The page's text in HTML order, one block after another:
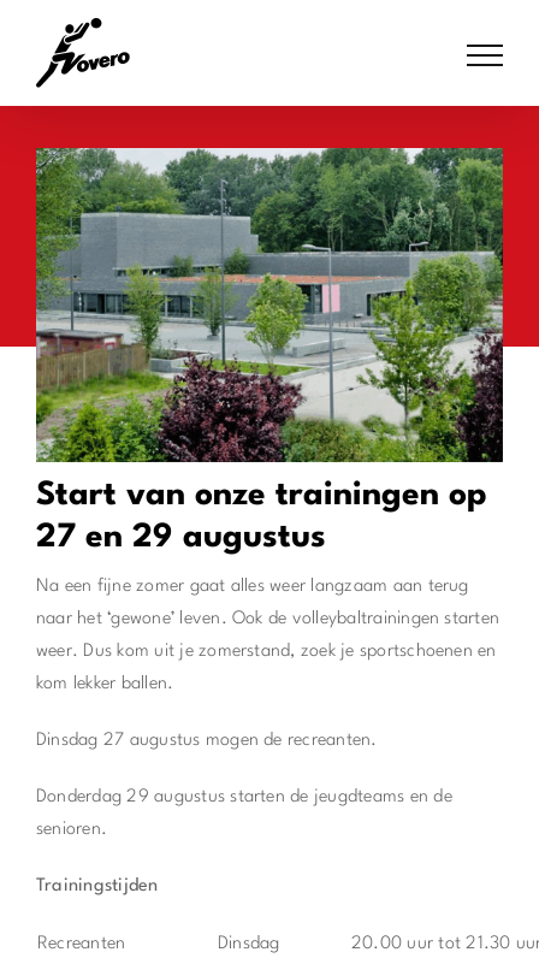
content
Start van onze trainingen op
27 en 29 augustus
Na een fijne zomer gaat alles weer langzaam aan terug
naar het ‘gewone’ leven. Ook de volleybaltrainingen starten
weer. Dus kom uit je zomerstand, zoek je sportschoenen en
kom lekker ballen.
Dinsdag 27 augustus mogen de recreanten.
Donderdag 29 augustus starten de jeugdteams en de
senioren.
Trainingstijden
Recreanten Dinsdag
20.00 uur tot 21.30